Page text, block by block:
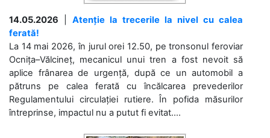
14.05.2026
Atenție la trecerile la nivel cu calea
ferată!
La 14 mai 2026, în jurul orei 12.50, pe tronsonul feroviar
Ocnița–Vălcineț, mecanicul unui tren a fost nevoit să
aplice frânarea de urgență, după ce un automobil a
pătruns pe calea ferată cu încălcarea prevederilor
Regulamentului circulației rutiere. În pofida măsurilor
întreprinse, impactul nu a putut fi evitat....